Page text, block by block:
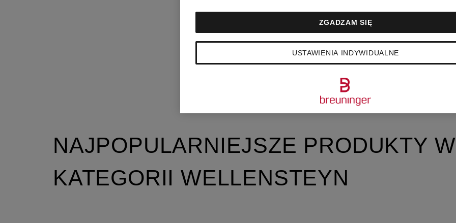
NAJPOPULARNIEJSZE PRODUKTY W
KATEGORII WELLENSTEYN
USTAWIENIA INDYWIDUALNE
ZGADZAM SIĘ